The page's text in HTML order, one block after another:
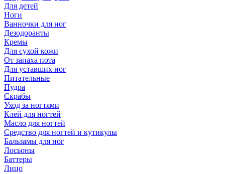
Для детей
Ноги
Ванночки для ног
Дезодоранты
Кремы
Для сухой кожи
От запаха пота
Для уставших ног
Питательные
Пудра
Скрабы
Уход за ногтями
Клей для ногтей
Масло для ногтей
Средство для ногтей и кутикулы
Бальзамы для ног
Лосьоны
Баттеры
Лицо